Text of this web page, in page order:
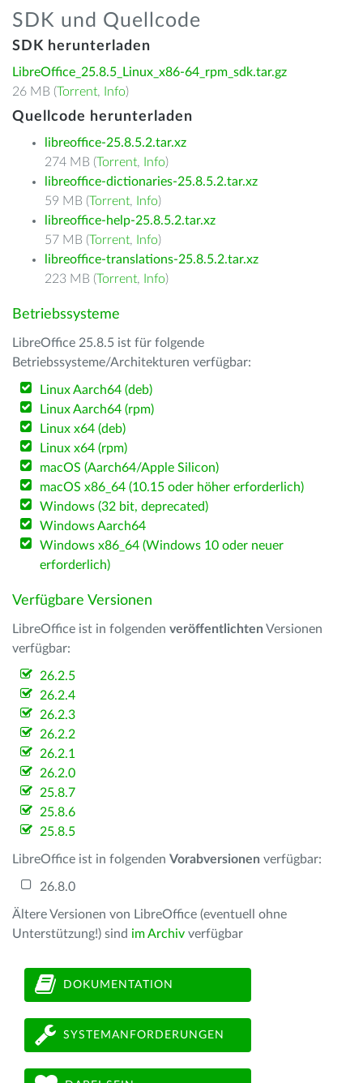
SDK und Quellcode
SDK herunterladen
LibreOffice_25.8.5_Linux_x86-64_rpm_sdk.tar.gz
26 MB (Torrent, Info)
Quellcode herunterladen
libreoffice-25.8.5.2.tar.xz
274 MB (Torrent, Info)
libreoffice-dictionaries-25.8.5.2.tar.xz
59 MB (Torrent, Info)
libreoffice-help-25.8.5.2.tar.xz
57 MB (Torrent, Info)
libreoffice-translations-25.8.5.2.tar.xz
223 MB (Torrent, Info)
Betriebssysteme
LibreOffice 25.8.5 ist für folgende
Betriebssysteme/Architekturen verfügbar:
Linux Aarch64 (deb)
Linux Aarch64 (rpm)
Linux x64 (deb)
Linux x64 (rpm)
macOS (Aarch64/Apple Silicon)
macOS x86_64 (10.15 oder höher erforderlich)
Windows (32 bit, deprecated)
Windows Aarch64
Windows x86_64 (Windows 10 oder neuer
erforderlich)
Verfügbare Versionen
LibreOffice ist in folgenden veröffentlichten Versionen
verfügbar:
26.2.5
26.2.4
26.2.3
26.2.2
26.2.1
26.2.0
25.8.7
25.8.6
25.8.5
LibreOffice ist in folgenden Vorabversionen verfügbar:
26.8.0
Ältere Versionen von LibreOffice (eventuell ohne
Unterstützung!) sind im Archiv verfügbar
DOKUMENTATION
SYSTEMANFORDERUNGEN